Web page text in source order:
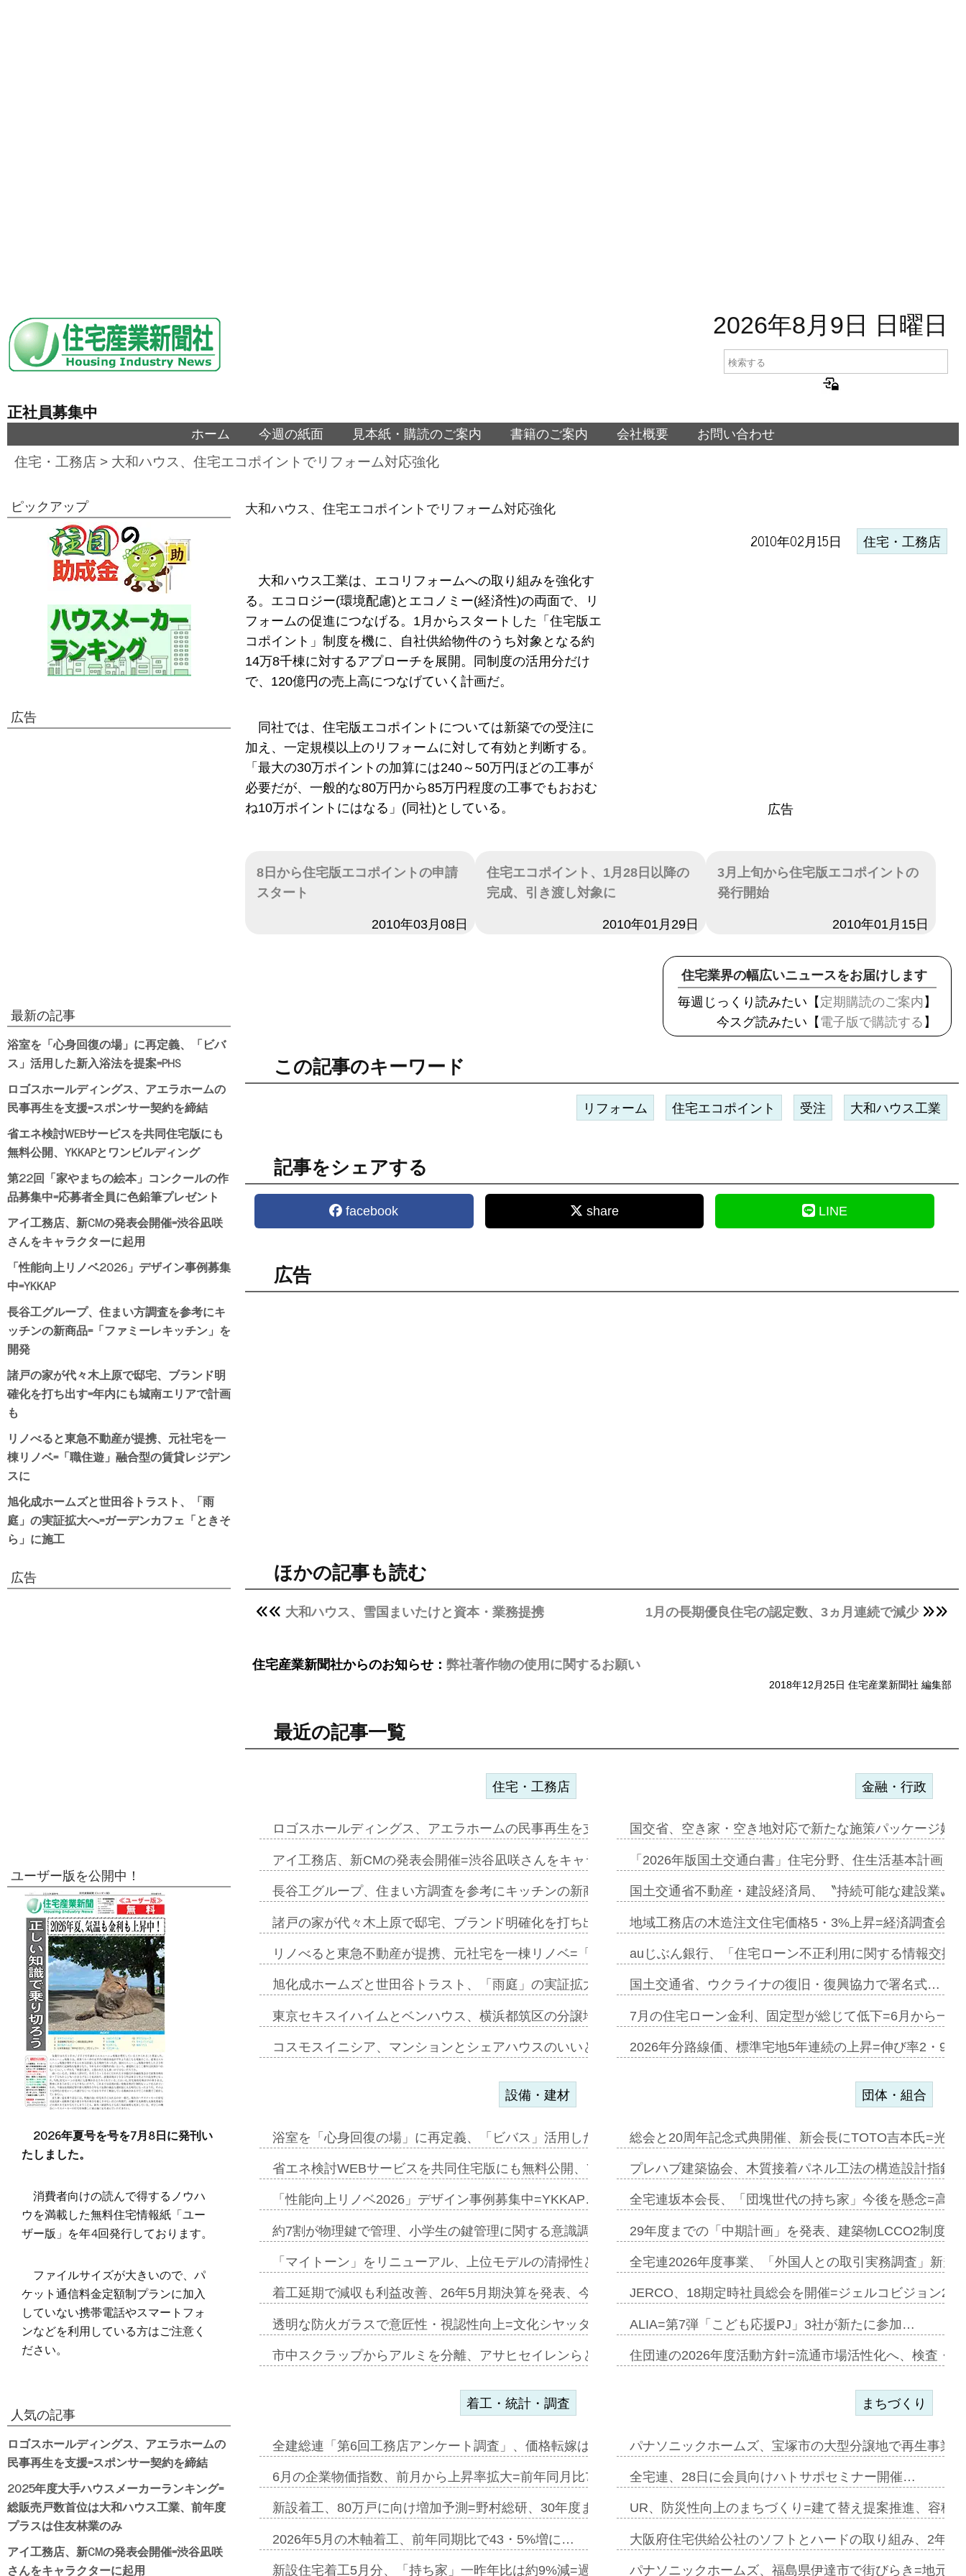
2026年8月9日 日曜日
正社員募集中
ホーム 今週の紙面 見本紙・購読のご案内 書籍のご案内 会社概要 お問い合わせ
住宅・工務店 > 大和ハウス、住宅エコポイントでリフォーム対応強化
大和ハウス、住宅エコポイントでリフォーム対応強化
2010年02月15日 住宅・工務店
広告
大和ハウス工業は、エコリフォームへの取り組みを強化す
る。エコロジー(環境配慮)とエコノミー(経済性)の両面で、リ
フォームの促進につなげる。1月からスタートした「住宅版エ
コポイント」制度を機に、自社供給物件のうち対象となる約
14万8千棟に対するアプローチを展開。同制度の活用分だけ
で、120億円の売上高につなげていく計画だ。
同社では、住宅版エコポイントについては新築での受注に
加え、一定規模以上のリフォームに対して有効と判断する。
「最大の30万ポイントの加算には240～50万円ほどの工事が
必要だが、一般的な80万円から85万円程度の工事でもおおむ
ね10万ポイントにはなる」(同社)としている。
8日から住宅版エコポイントの申請
スタート
2010年03月08日
住宅エコポイント、1月28日以降の
完成、引き渡し対象に
2010年01月29日
3月上旬から住宅版エコポイントの
発行開始
2010年01月15日
住宅業界の幅広いニュースをお届けします
毎週じっくり読みたい【 定期購読のご案内 】
今スグ読みたい【 電子版で購読する 】
この記事のキーワード
リフォーム 住宅エコポイント 受注 大和ハウス工業
記事をシェアする
facebook share LINE
広告
ほかの記事も読む
大和ハウス、雪国まいたけと資本・業務提携 1月の長期優良住宅の認定数、3ヵ月連続で減少
住宅産業新聞社からのお知らせ： 弊社著作物の使用に関するお願い
2018年12月25日 住宅産業新聞社 編集部
最近の記事一覧
住宅・工務店
ロゴスホールディングス、アエラホームの民事再生を支援=スポンサー契約…
アイ工務店、新CMの発表会開催=渋谷凪咲さんをキャラクターに起用…
長谷工グループ、住まい方調査を参考にキッチンの新商品=「ファミーレキ…
諸戸の家が代々木上原で邸宅、ブランド明確化を打ち出す=年内にも城南エ…
リノべると東急不動産が提携、元社宅を一棟リノベ=「職住遊」融合型の賃…
旭化成ホームズと世田谷トラスト、「雨庭」の実証拡大へ=ガーデンカフェ…
東京セキスイハイムとベンハウス、横浜都筑区の分譲地開発で初協業=お互…
コスモスイニシア、マンションとシェアハウスのいいとこどりのコリビング…
金融・行政
国交省、空き家・空き地対応で新たな施策パッケージ始
「2026年版国土交通白書」住宅分野、住生活基本計画
国土交通省不動産・建設経済局、〝持続可能な建設業〟
地域工務店の木造注文住宅価格5・3%上昇=経済調査会
auじぶん銀行、「住宅ローン不正利用に関する情報交換
国土交通省、ウクライナの復旧・復興協力で署名式…
7月の住宅ローン金利、固定型が総じて低下=6月から一
2026年分路線価、標準宅地5年連続の上昇=伸び率2・
設備・建材
浴室を「心身回復の場」に再定義、「ビバス」活用した新入浴法を提案=P…
省エネ検討WEBサービスを共同住宅版にも無料公開、YKKAPとワンビ…
「性能向上リノベ2026」デザイン事例募集中=YKKAP…
約7割が物理鍵で管理、小学生の鍵管理に関する意識調査=Nature…
「マイトーン」をリニューアル、上位モデルの清掃性と安全性追加=リンナ…
着工延期で減収も利益改善、26年5月期決算を発表、今期は増収見込む=…
透明な防火ガラスで意匠性・視認性向上=文化シヤッター…
市中スクラップからアルミを分離、アサヒセイレンらと協働開発開始=三協…
団体・組合
総会と20周年記念式典開催、新会長にTOTO吉本氏=光
プレハブ建築協会、木質接着パネル工法の構造設計指針
全宅連坂本会長、「団塊世代の持ち家」今後を懸念=高
29年度までの「中期計画」を発表、建築物LCCO2制度
全宅連2026年度事業、「外国人との取引実務調査」新規
JERCO、18期定時社員総会を開催=ジェルコビジョン
ALIA=第7弾「こども応援PJ」3社が新たに参加…
住団連の2026年度活動方針=流通市場活性化へ、検査・
着工・統計・調査
全建総連「第6回工務店アンケート調査」、価格転嫁は十分に進まず=「物…
6月の企業物価指数、前月から上昇率拡大=前年同月比7・1%上昇…
新設着工、80万戸に向け増加予測=野村総研、30年度まで〝揺り戻し〟…
2026年5月の木軸着工、前年同期比で43・5%増に…
新設住宅着工5月分、「持ち家」一昨年比は約9%減=過去10年で下から…
まちづくり
パナソニックホームズ、宝塚市の大型分譲地で再生事業
全宅連、28日に会員向けハトサポセミナー開催…
UR、防災性向上のまちづくり=建て替え提案推進、容積
大阪府住宅供給公社のソフトとハードの取り組み、2年
パナソニックホームズ、福島県伊達市で街びらき=地元
ピックアップ
広告
最新の記事
浴室を「心身回復の場」に再定義、「ビバ
ス」活用した新入浴法を提案=PHS
ロゴスホールディングス、アエラホームの
民事再生を支援=スポンサー契約を締結
省エネ検討WEBサービスを共同住宅版にも
無料公開、YKKAPとワンビルディング
第22回「家やまちの絵本」コンクールの作
品募集中=応募者全員に色鉛筆プレゼント
アイ工務店、新CMの発表会開催=渋谷凪咲
さんをキャラクターに起用
「性能向上リノベ2026」デザイン事例募集
中=YKKAP
長谷工グループ、住まい方調査を参考にキ
ッチンの新商品=「ファミーレキッチン」を
開発
諸戸の家が代々木上原で邸宅、ブランド明
確化を打ち出す=年内にも城南エリアで計画
も
リノべると東急不動産が提携、元社宅を一
棟リノベ=「職住遊」融合型の賃貸レジデン
スに
旭化成ホームズと世田谷トラスト、「雨
庭」の実証拡大へ=ガーデンカフェ「ときそ
ら」に施工
広告
ユーザー版を公開中！
2026年夏号を号を7月8日に発刊い
たしました。
消費者向けの読んで得するノウハ
ウを満載した無料住宅情報紙「ユー
ザー版」を年4回発行しております。
ファイルサイズが大きいので、パ
ケット通信料金定額制プランに加入
していない携帯電話やスマートフォ
ンなどを利用している方はご注意く
ださい。
人気の記事
ロゴスホールディングス、アエラホームの
民事再生を支援=スポンサー契約を締結
2025年度大手ハウスメーカーランキング=
総販売戸数首位は大和ハウス工業、前年度
プラスは住友林業のみ
アイ工務店、新CMの発表会開催=渋谷凪咲
さんをキャラクターに起用